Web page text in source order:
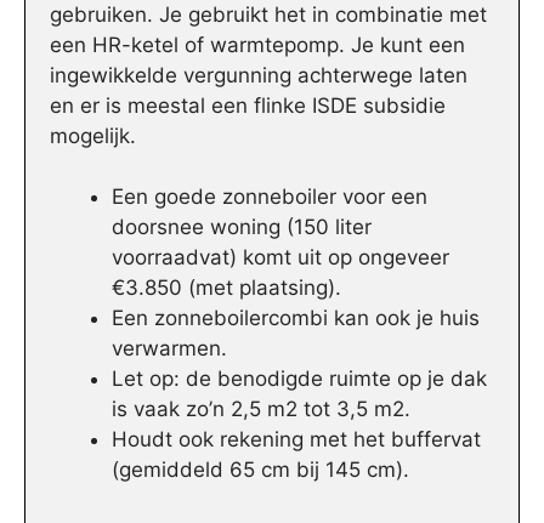
gebruiken. Je gebruikt het in combinatie met
een HR-ketel of warmtepomp. Je kunt een
ingewikkelde vergunning achterwege laten
en er is meestal een flinke ISDE subsidie
mogelijk.
Een goede zonneboiler voor een
doorsnee woning (150 liter
voorraadvat) komt uit op ongeveer
€3.850 (met plaatsing).
Een zonneboilercombi kan ook je huis
verwarmen.
Let op: de benodigde ruimte op je dak
is vaak zo’n 2,5 m2 tot 3,5 m2.
Houdt ook rekening met het buffervat
(gemiddeld 65 cm bij 145 cm).